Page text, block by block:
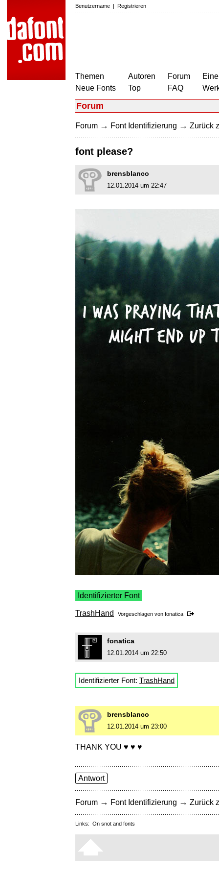
Benutzername | Registrieren
Themen
Neue Fonts
Autoren
Top
Forum
FAQ
Forum
Forum → Font Identifizierung → Zurück
font please?
brensblanco
12.01.2014 um 22:47
Identifizierter Font
TrashHand Vorgeschlagen von fonatica
fonatica
12.01.2014 um 22:50
Identifizierter Font: TrashHand
brensblanco
12.01.2014 um 23:00
THANK YOU ♥ ♥ ♥
Antwort
Forum → Font Identifizierung → Zurück
Links: On snot and fonts